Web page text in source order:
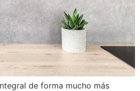
de forma mucho más